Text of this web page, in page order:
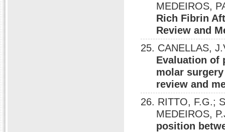
MEDEIROS,
Rich Fibrin
Review and
25. CANELLAS,
Evaluation of
molar
review and
26. RITTO, F.G.;
MEDEIROS,
position